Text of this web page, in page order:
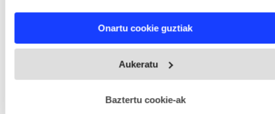
and set your preferences in thedetails section
fitxategiak erabiltzen ditu. Zure esperientzia eta zerbitzuak
esplizitua ematen diguzu.Gehiago irakurri
Onartu cookie guztiak
Aukeratu
Baztertu cookie-ak